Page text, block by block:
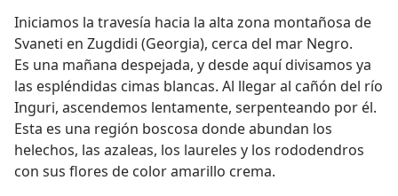
Iniciamos la travesía hacia la alta zona montañosa de
Svaneti en Zugdidi (Georgia), cerca del mar Negro.
Es una mañana despejada, y desde aquí divisamos ya
las espléndidas cimas blancas. Al llegar al cañón del río
Inguri, ascendemos lentamente, serpenteando por él.
Esta es una región boscosa donde abundan los
helechos, las azaleas, los laureles y los rododendros
con sus flores de color amarillo crema.